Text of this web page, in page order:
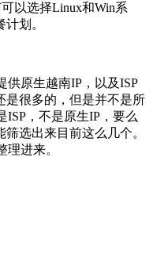
以选择Linux和Win系
划。
供原生越南IP，以及ISP
是很多的，但是并不是所
，不是原生IP，要么
选出来目前这么几个。
进来。